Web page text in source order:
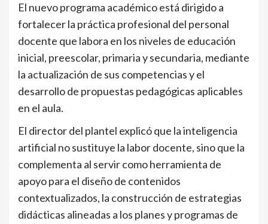
El nuevo programa académico está dirigido a
fortalecer la práctica profesional del personal
docente que labora en los niveles de educación
inicial, preescolar, primaria y secundaria, mediante
la actualización de sus competencias y el
desarrollo de propuestas pedagógicas aplicables
en el aula.
El director del plantel explicó que la inteligencia
artificial no sustituye la labor docente, sino que la
complementa al servir como herramienta de
apoyo para el diseño de contenidos
contextualizados, la construcción de estrategias
didácticas alineadas a los planes y programas de